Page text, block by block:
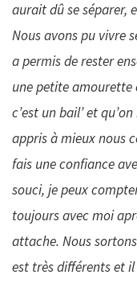
aurait dû se séparer,
Nous avons pu vivre
a permis de rester
une petite amourette
c’est un bail’ et
appris à mieux nous
fais une confiance
souci, je peux
toujours avec moi
attache. Nous
est très différents et